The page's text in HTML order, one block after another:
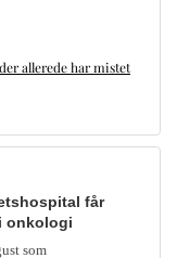
allerede har mistet
får
onkologi
som